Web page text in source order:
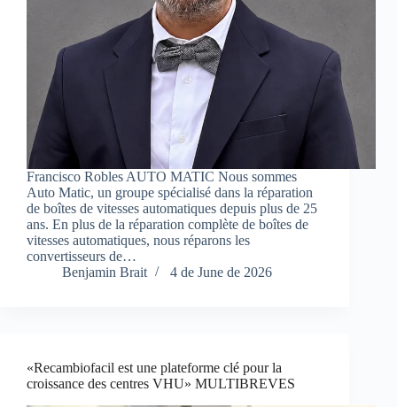
Francisco Robles AUTO MATIC Nous sommes
Auto Matic, un groupe spécialisé dans la réparation
de boîtes de vitesses automatiques depuis plus de 25
ans. En plus de la réparation complète de boîtes de
vitesses automatiques, nous réparons les
convertisseurs de…
Benjamin Brait
4 de June de 2026
«Recambiofacil est une plateforme clé pour la
croissance des centres VHU» MULTIBREVES